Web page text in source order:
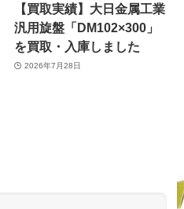
【買取実績】大日金属工業
汎用旋盤「DM102×300」
を買取・入庫しました
2026年7月28日